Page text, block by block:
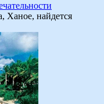
Ханое, найдется